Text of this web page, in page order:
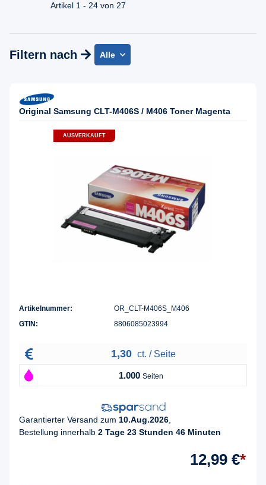
Mo - Fr. 08.00 - 16:30 Uhr
Artikel 1 - 24 von 27
Filtern nach Alle
Original Samsung CLT-M406S / M406 Toner Magenta
AUSVERKAUFT
Artikelnummer:
OR_CLT-M406S_M406
GTIN:
8806085023994
1,30 ct. / Seite
1.000 Seiten
Garantierter Versand zum 10.Aug.2026
Bestellung innerhalb 2 Tage 23 Stunden 46 Minuten
12,99 €*